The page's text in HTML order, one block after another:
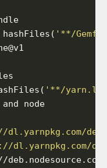
hashFiles( '**/
'**/
and
node
dl.yarnpkg.com/
dl.yarnpkg.com/